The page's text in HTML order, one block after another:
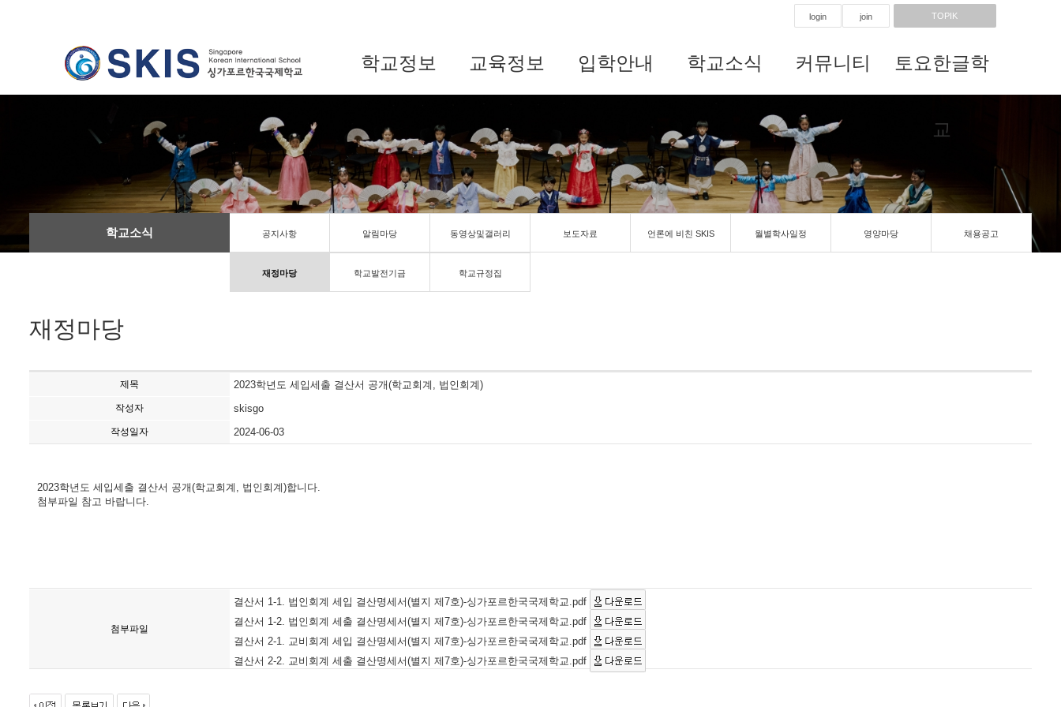
login join TOPIK
학교정보 교육정보 입학안내 학교소식 커뮤니티 토요한글학
교
학교소식 공지사항 알림마당 동영상및갤러리 보도자료 언론에 비친 SKIS 월별학사일정 영양마당 채용공고
재정마당 학교발전기금 학교규정집
재정마당
제목 2023학년도 세입세출 결산서 공개(학교회계, 법인회계)
작성자 skisgo
작성일자 2024-06-03
2023학년도 세입세출 결산서 공개(학교회계, 법인회계)합니다.
첨부파일 참고 바랍니다.
첨부파일
결산서 1-1. 법인회계 세입 결산명세서(별지 제7호)-싱가포르한국국제학교.pdf
결산서 1-2. 법인회계 세출 결산명세서(별지 제7호)-싱가포르한국국제학교.pdf
결산서 2-1. 교비회계 세입 결산명세서(별지 제7호)-싱가포르한국국제학교.pdf
결산서 2-2. 교비회계 세출 결산명세서(별지 제7호)-싱가포르한국국제학교.pdf